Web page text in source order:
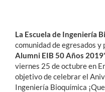
Funcionarios
Alumni
La Escuela de Ingeniería
comunidad de egresados y
Alumni EIB 50 Años
viernes 25 de octubre en
objetivo de celebrar el
Ingeniería Bioquímica